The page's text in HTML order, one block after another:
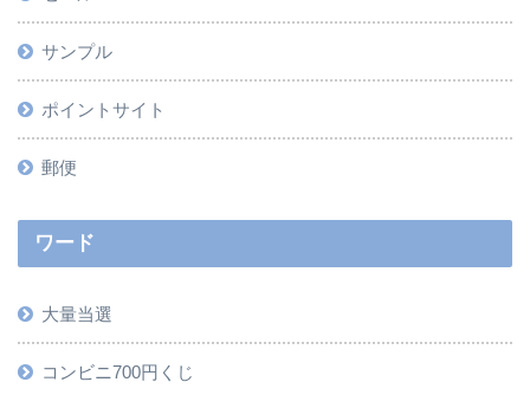
サンプル
ポイントサイト
郵便
ワード
大量当選
コンビニ700円くじ